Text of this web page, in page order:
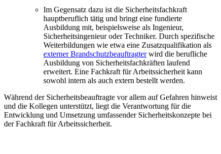
Im Gegensatz dazu ist die Sicherheitsfachkraft
hauptberuflich tätig und bringt eine fundierte
Ausbildung mit, beispielsweise als Ingenieur,
Sicherheitsingenieur oder Techniker. Durch spezifische
Weiterbildungen wie etwa eine Zusatzqualifikation als
externer Brandschutzbeauftragterwird die berufliche
Ausbildung von Sicherheitsfachkräften laufend
erweitert. Eine Fachkraft für Arbeitssicherheit kann
sowohl intern als auch extern bestellt werden.
Während der Sicherheitsbeauftragte vor allem auf Gefahren hinweist
und die Kollegen unterstützt, liegt die Verantwortung für die
Entwicklung und Umsetzung umfassender Sicherheitskonzepte bei
der Fachkraft für Arbeitssicherheit.